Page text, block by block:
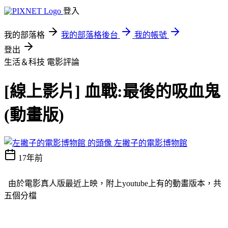
登入
我的部落格 我的部落格後台
我的帳號
登出
生活＆科技 電影評論
[線上影片] 血戰:最後的吸血鬼
(動畫版)
左撇子的電影博物館
17年前
由於電影真人版最近上映，附上youtube上有的動畫版本，共
五個分檔